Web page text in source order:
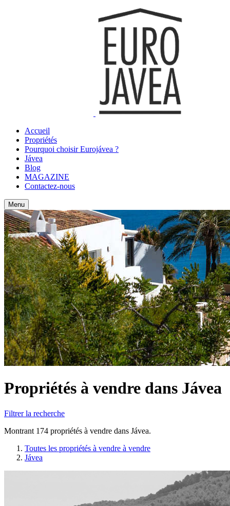
Accueil
Propriétés
Pourquoi choisir Eurojávea ?
Jávea
Blog
MAGAZINE
Contactez-nous
Menu
Propriétés à vendre dans Jávea
Filtrer la recherche
Montrant 174 propriétés à vendre dans Jávea.
Toutes les propriétés à vendre à vendre
Jávea